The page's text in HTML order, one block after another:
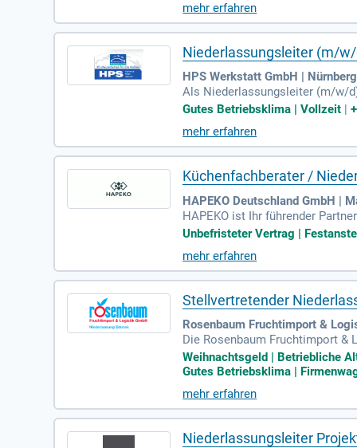
d Kostenkontrolle sowie die
he Entwicklung. Gestalten Sie
mehr erfahren
Niederlassungsleiter (m/w/
HPS Werkstatt GmbH | Nürnberg
Als Niederlassungsleiter (m/w/
r Ziel ist es, ein engagiertes
Ertragsziele planen Sie effektiv
echnischen und
seres Standorts.
Gutes Betriebsklima | Vollzeit |
mehr erfahren
Küchenfachberater /
HAPEKO Deutschland GmbH |
HAPEKO ist Ihr führender
über 20 Standorten
s Unternehmen im
t auf dem Küchenstudio in
Transparenz geprägt ist.
Unbefristeter Vertrag |
mehr erfahren
Stellvertretender
Rosenbaum Fruchtimport &
Die Rosenbaum Fruchtimport &
dert eine Hands-on-Mentalität
nd deren Entwicklung fördern.
ce- und Geschäftspartnern ist
eichwertige Ausbildung, ist
Weihnachtsgeld | Betriebliche
Gutes Betriebsklima |
mehr erfahren
Niederlassungsleiter